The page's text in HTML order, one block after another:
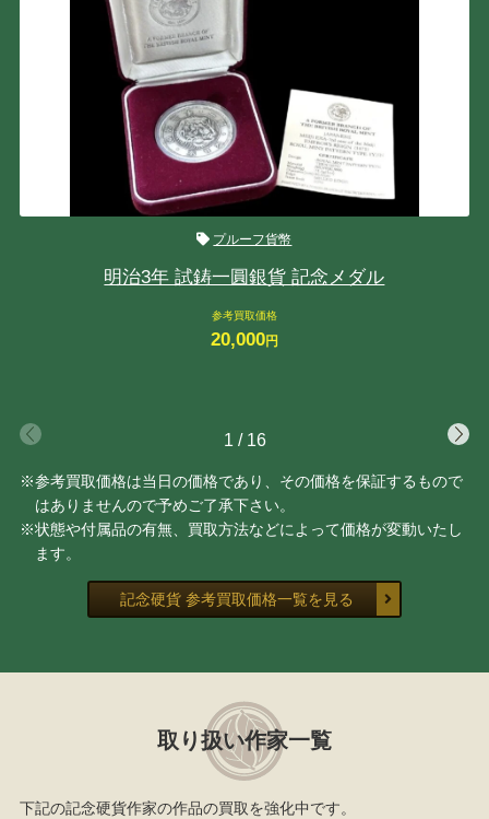
プルーフ貨幣
明治3年 試鋳一圓銀貨 記念メダル
参考買取価格
20,000円
1 / 16
※参考買取価格は当日の価格であり、その価格を保証するもので
はありませんので予めご了承下さい。
※状態や付属品の有無、買取方法などによって価格が変動いたし
ます。
記念硬貨 参考買取価格一覧を見る
取り扱い作家一覧
下記の記念硬貨作家の作品の買取を強化中です。